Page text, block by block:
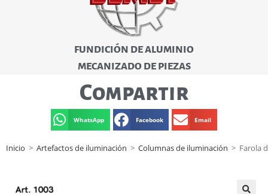
FUNDICIÓN DE ALUMINIO
MECANIZADO DE PIEZAS
Compartir
WhatsApp Facebook Email
Inicio > Artefactos de iluminación > Columnas de iluminación > Farola